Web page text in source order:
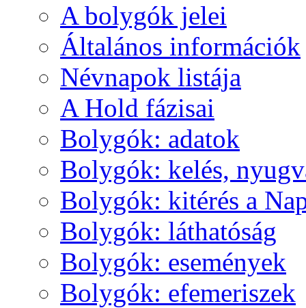
A boly­gók je­lei
Ál­ta­lá­nos in­for­má­ci­ók
Név­na­pok lis­tá­ja
A Hold fá­zi­sai
Boly­gók: ada­tok
Boly­gók: ke­lés,
Boly­gók: ki­té­rés a
Boly­gók: lát­ha­tó­ság
Boly­gók: ese­mé­nyek
Boly­gók: efe­me­ri­szek